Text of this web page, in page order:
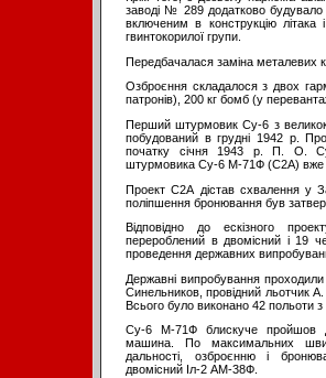
заводі № 289 додатково
включеним в конструкцію
гвинтокорилої групи.
Передбачалася заміна металевих
Озброєння складалося з двох
патронів), 200 кг бомб (у
Перший штурмовик Су-6 з
побудований в грудні 1942 р.
початку січня 1943 р. П. О.
штурмовика Су-6 М-71Ф (С2А) вже в
Проект С2А дістав схвалення у
поліпшення бронювання був
Відповідно до ескізного
перероблений в двомісний і 19
проведення державних
Державні випробування
Синельников, провідний льотчик
Всього було виконано 42 польоти
Су-6 М-71Ф блискуче пройшов
машина. По максимальних
дальності, озброєнню і
двомісний Іл-2 АМ-38Ф.